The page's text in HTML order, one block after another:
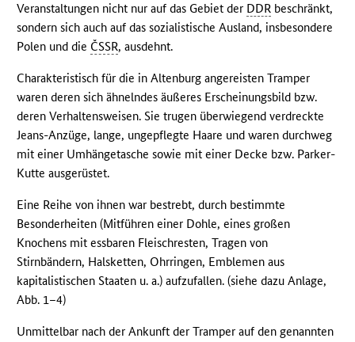
Veranstaltungen nicht nur auf das Gebiet der DDR beschränkt,
sondern sich auch auf das sozialistische Ausland, insbesondere
Polen und die ČSSR, ausdehnt.
Charakteristisch für die in Altenburg angereisten Tramper
waren deren sich ähnelndes äußeres Erscheinungsbild bzw.
deren Verhaltensweisen. Sie trugen überwiegend verdreckte
Jeans-Anzüge, lange, ungepflegte Haare und waren durchweg
mit einer Umhängetasche sowie mit einer Decke bzw. Parker-
Kutte ausgerüstet.
Eine Reihe von ihnen war bestrebt, durch bestimmte
Besonderheiten (Mitführen einer Dohle, eines großen
Knochens mit essbaren Fleischresten, Tragen von
Stirnbändern, Halsketten, Ohrringen, Emblemen aus
kapitalistischen Staaten u. a.) aufzufallen. (siehe dazu Anlage,
Abb. 1–4)
Unmittelbar nach der Ankunft der Tramper auf den genannten